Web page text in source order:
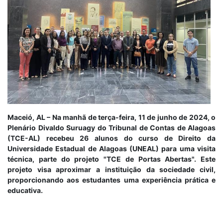
Maceió, AL – Na manhã de terça-feira, 11 de junho de 2024, o
Plenário Divaldo Suruagy do Tribunal de Contas de Alagoas
(TCE-AL) recebeu 26 alunos do curso de Direito da
Universidade Estadual de Alagoas (UNEAL) para uma visita
técnica, parte do projeto "TCE de Portas Abertas". Este
projeto visa aproximar a instituição da sociedade civil,
proporcionando aos estudantes uma experiência prática e
educativa.